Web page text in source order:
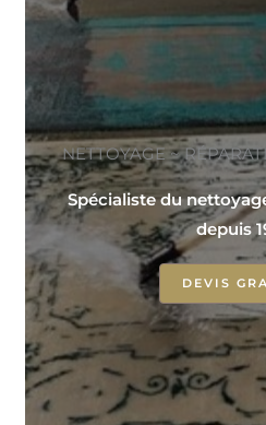
NETTOYAGE ~
Spécialiste du
depuis
DEVIS